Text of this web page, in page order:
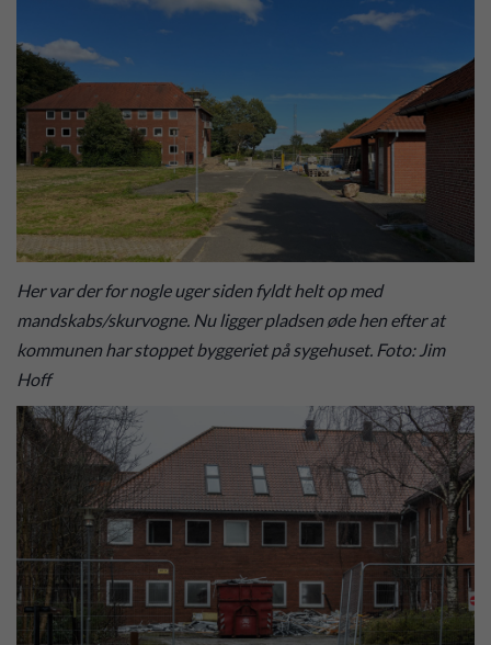
Her var der for nogle uger siden fyldt helt op med
mandskabs/skurvogne. Nu ligger pladsen øde hen efter at
kommunen har stoppet byggeriet på sygehuset. Foto: Jim
Hoff